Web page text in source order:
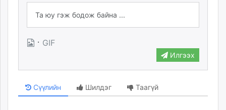
· GIF
Илгээх
Сүүлийн Шилдэг Таагүй